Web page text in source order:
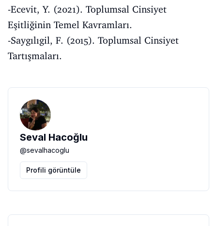
-Ecevit, Y. (2021). Toplumsal Cinsiyet
Eşitliğinin Temel Kavramları.
-Saygılıgil, F. (2015). Toplumsal Cinsiyet
Tartışmaları.
Seval Hacoğlu
@sevalhacoglu
Profili görüntüle